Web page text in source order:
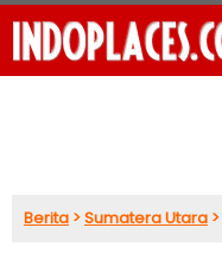
Berita >Sumatera Utara >